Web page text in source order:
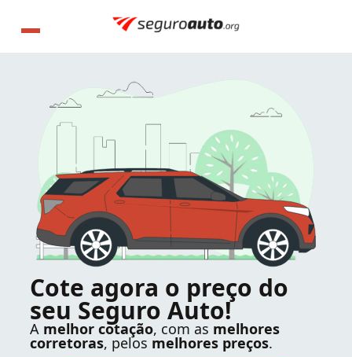
Cote agora o preço do
seu Seguro Auto!
A melhor cotação, com as melhores
corretoras, pelos melhores preços.